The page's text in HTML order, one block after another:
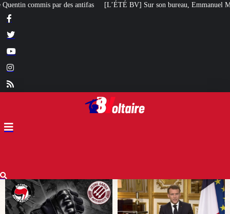
BV] Sur son bureau, Emmanuel Macron a posé le livre d’un poète